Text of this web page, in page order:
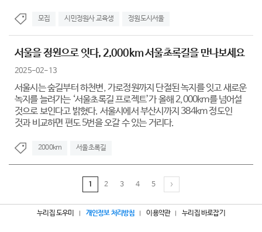
모집 시민정원사 교육생 정원도시서울
서울을 정원으로 잇다, 2,000km 서울초록길을 만나보세요
2025-02-13
서울시는 숲길부터 하천변, 가로정원까지 단절된 녹지를 잇고 새로운
녹지를 늘려가는 ‘서울초록길 프로젝트’가 올해 2,000km를 넘어설
것으로 보인다고 밝혔다. 서울시에서 부산시까지 384km 정도인
것과 비교하면 편도 5번을 오갈 수 있는 거리다.
2000km 서울초록길
1 2 3 4 5
누리집 도우미 개인정보 처리방침 이용약관 누리집 바로잡기